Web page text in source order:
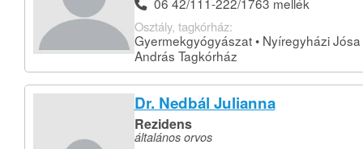
Osztály, tagkórház:
Gyermekgyógyászat • Nyíregyházi Jósa
András Tagkórház
Dr. Nedbál Julianna
Rezidens
általános orvos